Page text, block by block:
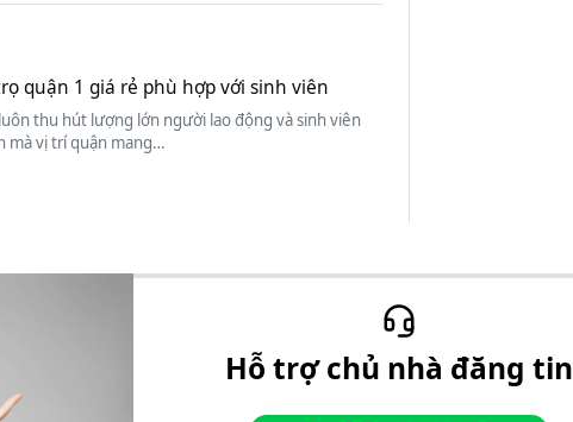
quận 1 giá rẻ phù hợp với sinh viên
thu hút lượng lớn người lao động và sinh viên
mà vị trí quận mang…
Hỗ trợ chủ nhà đăng tin